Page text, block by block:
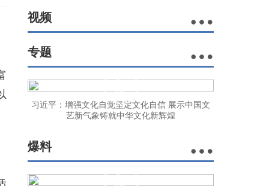
视频
专题
习近平：增强文化自觉坚定文化自信 展示中国文
艺新气象铸就中华文化新辉煌
爆料